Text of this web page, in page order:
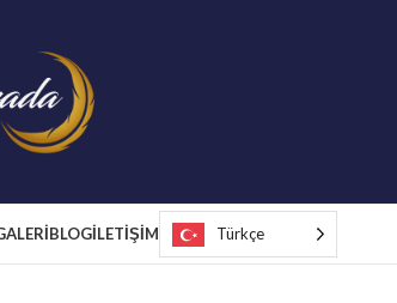
BLOGİLETİŞİM Türkçe